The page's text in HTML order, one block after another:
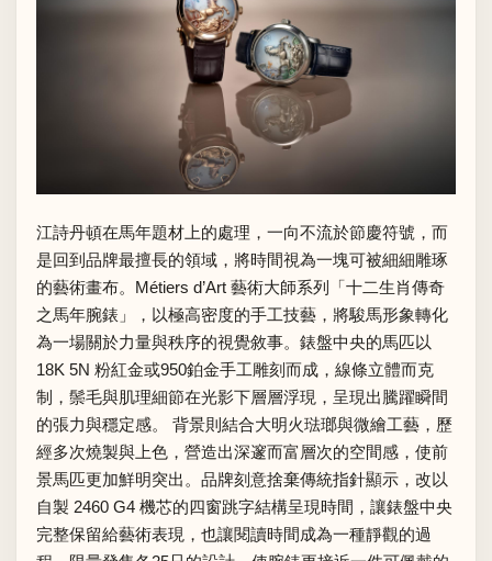
江詩丹頓在馬年題材上的處理，一向不流於節慶符號，而
是回到品牌最擅長的領域，將時間視為一塊可被細細雕琢
的藝術畫布。Métiers d’Art 藝術大師系列「十二生肖傳奇
之馬年腕錶」，以極高密度的手工技藝，將駿馬形象轉化
為一場關於力量與秩序的視覺敘事。錶盤中央的馬匹以
18K 5N 粉紅金或950鉑金手工雕刻而成，線條立體而克
制，鬃毛與肌理細節在光影下層層浮現，呈現出騰躍瞬間
的張力與穩定感。 背景則結合大明火琺瑯與微繪工藝，歷
經多次燒製與上色，營造出深邃而富層次的空間感，使前
景馬匹更加鮮明突出。品牌刻意捨棄傳統指針顯示，改以
自製 2460 G4 機芯的四窗跳字結構呈現時間，讓錶盤中央
完整保留給藝術表現，也讓閱讀時間成為一種靜觀的過